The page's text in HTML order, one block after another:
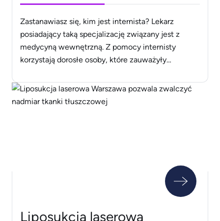
Zastanawiasz się, kim jest internista? Lekarz
posiadający taką specjalizację związany jest z
medycyną wewnętrzną. Z pomocy internisty
korzystają dorosłe osoby, które zauważyły
opiekę internisty możesz liczyć
w https://przychodnialekarzy.pl/. Czym dokładnie
Liposukcja laserowa